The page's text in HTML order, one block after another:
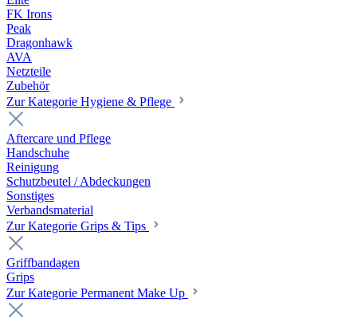
FK Irons
Peak
Dragonhawk
AVA
Netzteile
Zubehör
Zur Kategorie Hygiene & Pflege
Aftercare und Pflege
Handschuhe
Reinigung
Schutzbeutel / Abdeckungen
Sonstiges
Verbandsmaterial
Zur Kategorie Grips & Tips
Griffbandagen
Grips
Zur Kategorie Permanent Make Up